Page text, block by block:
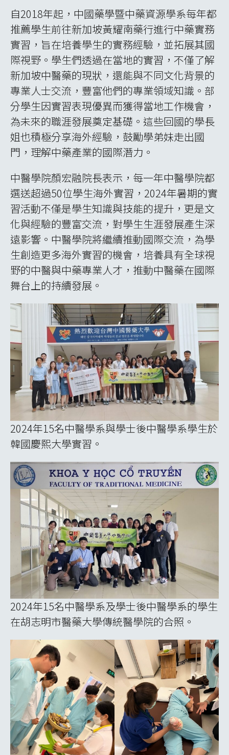
自2018年起，中國藥學暨中藥資源學系每年都
推薦學生前往新加坡黃耀南藥行進行中藥實務
實習，旨在培養學生的實務經驗，並拓展其國
際視野。學生們透過在當地的實習，不僅了解
新加坡中醫藥的現狀，還能與不同文化背景的
專業人士交流，豐富他們的專業領域知識。部
分學生因實習表現優異而獲得當地工作機會，
為未來的職涯發展奠定基礎。這些回國的學長
姐也積極分享海外經驗，鼓勵學弟妹走出國
門，理解中藥產業的國際潛力。
中醫學院顏宏融院長表示，每一年中醫學院都
選送超過50位學生海外實習，2024年暑期的實
習活動不僅是學生知識與技能的提升，更是文
化與經驗的豐富交流，對學生生涯發展產生深
遠影響。中醫學院將繼續推動國際交流，為學
生創造更多海外實習的機會，培養具有全球視
野的中醫與中藥專業人才，推動中醫藥在國際
舞台上的持續發展。
2024年15名中醫學系與學士後中醫學系學生於
韓國慶熙大學實習。
2024年15名中醫學系及學士後中醫學系的學生
在胡志明市醫藥大學傳統醫學院的合照。